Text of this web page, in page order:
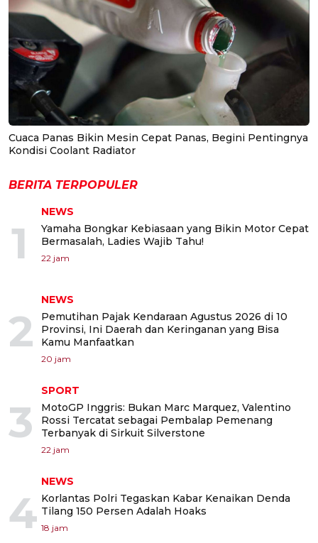
Cuaca Panas Bikin Mesin Cepat Panas, Begini Pentingnya
Kondisi Coolant Radiator
BERITA TERPOPULER
1
NEWS
Yamaha Bongkar Kebiasaan yang Bikin Motor Cepat
Bermasalah, Ladies Wajib Tahu!
22 jam
2
NEWS
Pemutihan Pajak Kendaraan Agustus 2026 di 10
Provinsi, Ini Daerah dan Keringanan yang Bisa
Kamu Manfaatkan
20 jam
3
SPORT
MotoGP Inggris: Bukan Marc Marquez, Valentino
Rossi Tercatat sebagai Pembalap Pemenang
Terbanyak di Sirkuit Silverstone
22 jam
4
NEWS
Korlantas Polri Tegaskan Kabar Kenaikan Denda
Tilang 150 Persen Adalah Hoaks
18 jam